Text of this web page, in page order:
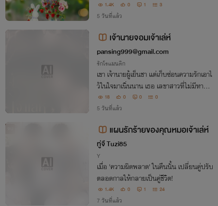
1.4K 0 1 3
5 วันที่แล้ว
เจ้านายจอมเจ้าเล่ห์
pansing999@gmail.com
รักโรแมนติก
เขา เจ้านายผู้เย็นชา แต่เก็บซ่อนความรักเอาไ
ว้ในใจมาเนิ่นนาน เธอ เลขาสาวที่ไม่มีทางเลื
อก ต้องกลับมาทำงานกับคนที่เคยเป็นศัตรู
จากการหยอกล้อในวัยเรียน สู่อีกครั้งที่ต้องเ
18 0 0 0
5 วันที่แล้ว
แผนรักร้ายของคุณหมอเจ้าเล่ห์
ทู่จึ Tuzi85
Y
เมื่อ 'ความผิดพลาด' ในคืนนั้น เปลี่ยนคู่ปรับ
ตลอดกาลให้กลายเป็นคู่ชีวิต!
1.4K 0 1 24
7 วันที่แล้ว